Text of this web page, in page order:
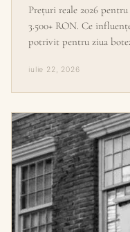
Prețuri reale 2026
3.500+ RON. Ce
potrivit pentru ziua
iulie 22, 2026